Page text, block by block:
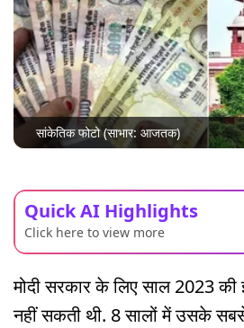
सांकेतिक फोटो (साभार: आजतक)
Quick AI Highlights
Click here to view more
मोदी सरकार के लिए साल 2023
नहीं सकती थी. 8 सालों में उसके